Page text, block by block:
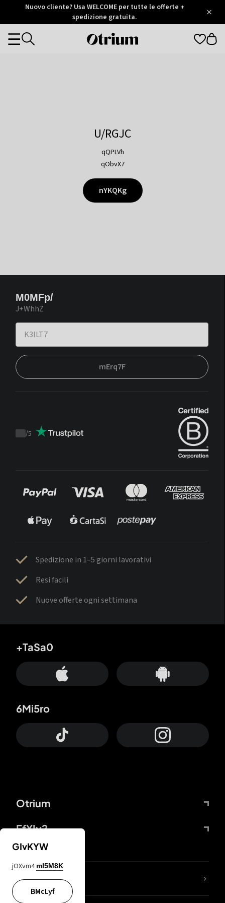
Otrium
Trustpilot
Nuovo cliente? Usa WELCOME per tutte le offerte +
spedizione gratuita.
Otrium
Categories
U/RGJC
qQPLVh
qObvX7
nYKQKg
M0MFp/
J+WhhZ
mErq7F
Trustpilot
/5
Spedizione in 1–5 giorni lavorativi
Resi facili
Nuove offerte ogni settimana
Otrium
FfYIy2
+TaSa0
6Mi5ro
Lj7sBL
GIvKYW
jOXvm4 mI5M8K
BMcLyf